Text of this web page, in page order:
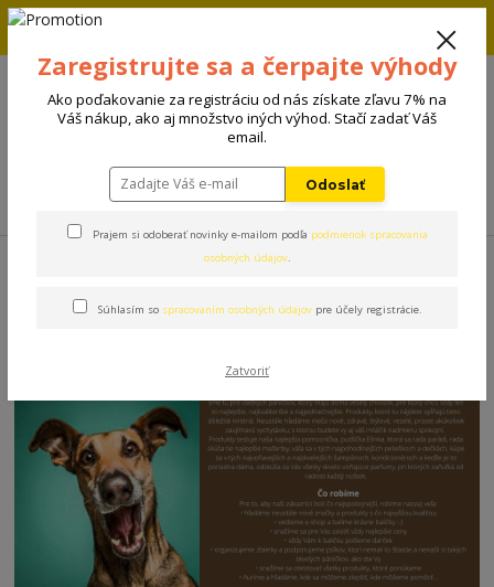
Zľava 5% na prvú objednávku. Zadaj kód FIRST5 a zľava sa
+421 908 198 133 (Po-Pia, 8-15 hod.)
Zaregistrujte sa a čerpajte výhody
Ako poďakovanie za registráciu od nás získate zľavu 7% na
Váš nákup, ako aj množstvo iných výhod. Stačí zadať Váš
email.
Odoslať
Prajem si odoberať novinky e-mailom podľa podmienok spracovania
osobných údajov.
Súhlasím so spracovaním osobných údajovpre účely registrácie.
Zatvoriť